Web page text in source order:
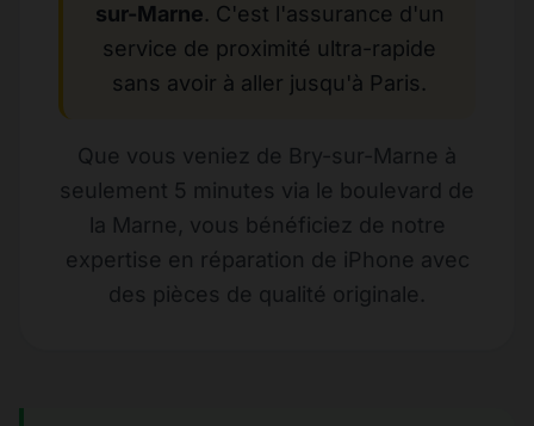
sur-Marne. C'est l'assurance d'un
service de proximité ultra-rapide
sans avoir à aller jusqu'à Paris.
Que vous veniez de Bry-sur-Marne à
seulement 5 minutes via le boulevard de
la Marne, vous bénéficiez de notre
expertise en réparation de iPhone avec
des pièces de qualité originale.